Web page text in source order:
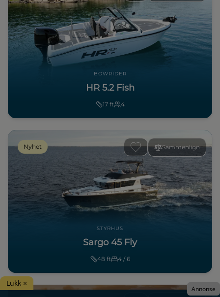
BOWRIDER
HR 5.2 Fish
17 ft 4
Sammenlign
Nyhet
STYRHUS
Sargo 45 Fly
48 ft 4 / 6
Annonse
Lukk ×